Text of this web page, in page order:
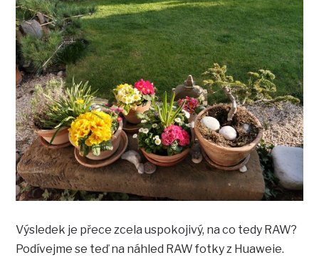
Výsledek je přece zcela uspokojivý, na co tedy RAW?
Podívejme se teď na náhled RAW fotky z Huaweie.